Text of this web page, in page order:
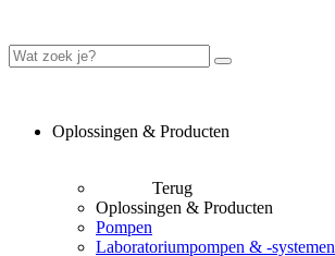
Oplossingen & Producten
Terug
Oplossingen & Producten
Pompen
Laboratoriumpompen & -systemen